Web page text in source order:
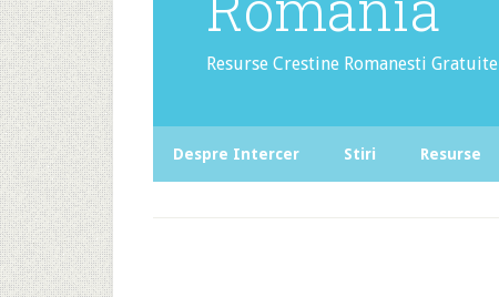
Resurse Crestine Romanesti Gratuite
Despre Intercer Stiri Resurse